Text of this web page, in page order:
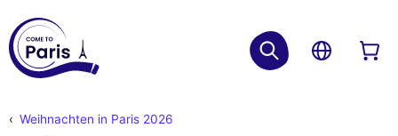
Weihnachten in Paris 2026